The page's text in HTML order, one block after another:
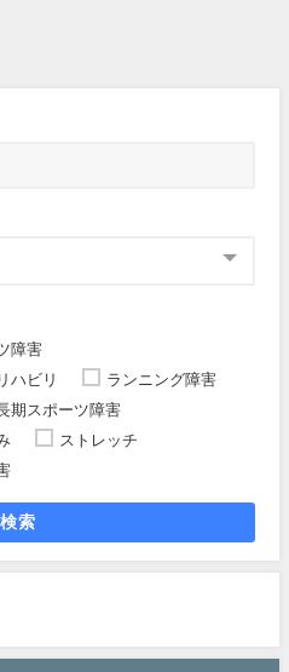
障害
リハビリ
ランニング障害
期スポーツ障害
ストレッチ
検索